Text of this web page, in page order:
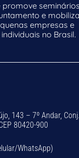
promove
e
empresas e
no Brasil.
143 – 7º Andar,
80420-900
WhatsApp)